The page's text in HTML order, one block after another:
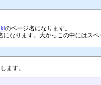
のページ名になります。
になります。大かっこの中にはス
ます。